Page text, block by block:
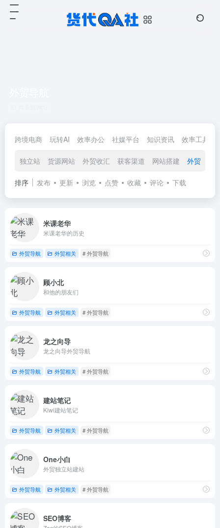
跨境电商 玩转AI 效率办公 社媒平台 知识资讯 效率工具
独立站 货源网站 外贸收汇 获客渠道 网站搭建 外贸导航
排序 发布 更新 浏览 点赞 收藏 评论 下载
米课老华
米课老华的历史
外贸导航 外贸相关 # 外贸导航
顾小北
和他的朋友们
外贸导航 外贸相关 # 外贸导航
龙之向导
龙之向导外贸导航
外贸导航 外贸相关 # 外贸导航
建站笔记
Kiwi建站笔记
外贸导航 外贸相关 # 外贸导航
One小白
外贸独立站建站
外贸导航 外贸相关 # 外贸导航
SEO博客